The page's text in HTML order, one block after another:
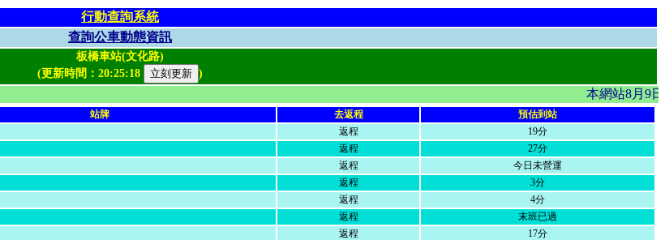
行動查詢系統
查詢公車動態資訊
板橋車站(文化路)
(更新時間： 20:25:18 )
本網站8月9
站牌 去返程
預估到站
返程
19分
返程
27分
返程
今日未營運
返程
3分
返程
4分
返程
末班已過
返程
17分